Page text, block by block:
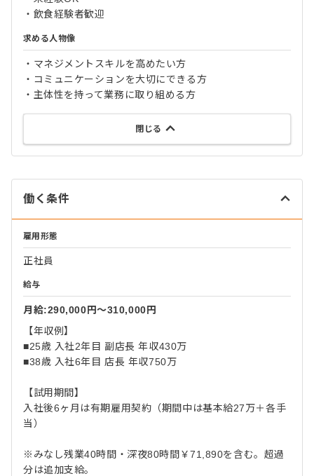
・飲食経験者歓迎
求める人物像
・マネジメントスキルを高めたい方
・コミュニケーションを大切にできる方
・主体性を持って業務に取り組める方
閉じる
働く条件
雇用形態
正社員
給与
月給:290,000円〜310,000円
【年収例】
■25歳 入社2年目 副店長 年収430万
■38歳 入社6年目 店長 年収750万
【試用期間】
入社後6ヶ月は有期雇用契約（期間中は基本給27万＋各手
当）
※みなし残業40時間・深夜80時間￥71,890を含む。超過
分は追加支給。